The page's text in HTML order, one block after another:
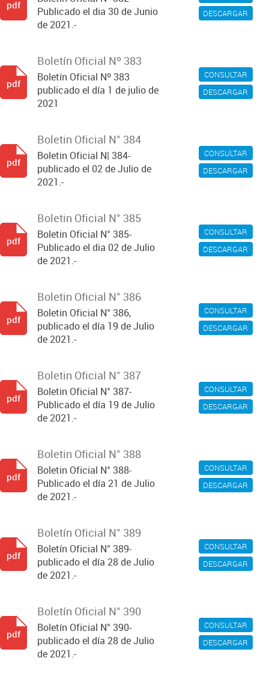
DESCARGAR
Publicado el dia 30 de Junio
de 2021.-
pdf
CONSULTAR
DESCARGAR
Boletín Oficial Nº 383
Boletín Oficial Nº 383
publicado el día 1 de julio de
2021
pdf
CONSULTAR
DESCARGAR
Boletin Oficial N° 384
Boletin Oficial N| 384-
publicado el 02 de Julio de
2021.-
pdf
CONSULTAR
DESCARGAR
Boletin Oficial N° 385
Boletin Oficial N° 385-
Publicado el dia 02 de Julio
de 2021.-
pdf
CONSULTAR
DESCARGAR
Boletin Oficial N° 386
Boletin Oficial N° 386,
publicado el día 19 de Julio
de 2021.-
pdf
CONSULTAR
DESCARGAR
Boletin Oficial N° 387
Boletin Oficial N° 387-
Publicado el día 19 de Julio
de 2021.-
pdf
CONSULTAR
DESCARGAR
Boletin Oficial N° 388
Boletin Oficial N° 388-
Publicado el día 21 de Julio
de 2021.-
pdf
CONSULTAR
DESCARGAR
Boletín Oficial N° 389
Boletín Oficial N° 389-
publicado el día 28 de Julio
de 2021.-
pdf
CONSULTAR
DESCARGAR
Boletín Oficial N° 390
Boletín Oficial N° 390-
publicado el día 28 de Julio
de 2021.-
pdf